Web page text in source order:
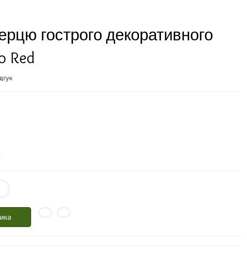
гострого декоративного
Red